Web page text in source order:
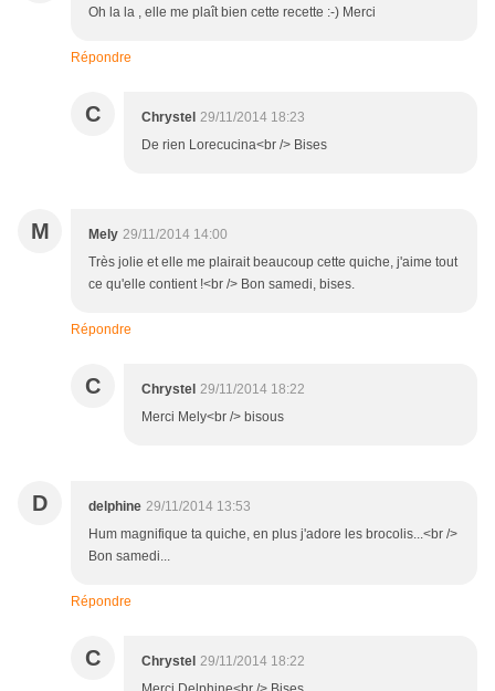
Oh la la , elle me plaît bien cette recette :-) Merci
Répondre
C Chrystel 29/11/2014 18:23
De rien Lorecucina<br /> Bises
M Mely 29/11/2014 14:00
Très jolie et elle me plairait beaucoup cette quiche, j'aime tout
ce qu'elle contient !<br /> Bon samedi, bises.
Répondre
C Chrystel 29/11/2014 18:22
Merci Mely<br /> bisous
D delphine 29/11/2014 13:53
Hum magnifique ta quiche, en plus j'adore les brocolis...<br />
Bon samedi...
Répondre
C Chrystel 29/11/2014 18:22